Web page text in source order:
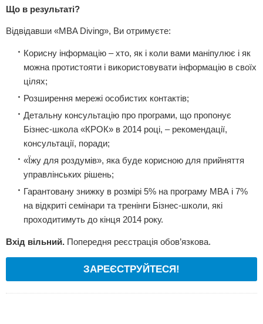
Що в результаті?
Відвідавши «MBA Diving», Ви отримуєте:
Корисну інформацію – хто, як і коли вами маніпулює і як
можна протистояти і використовувати інформацію в своїх
цілях;
Розширення мережі особистих контактів;
Детальну консультацію про програми, що пропонує
Бізнес-школа «КРОК» в 2014 році, – рекомендації,
консультації, поради;
«Їжу для роздумів», яка буде корисною для прийняття
управлінських рішень;
Гарантовану знижку в розмірі 5% на програму МВА і 7%
на відкриті семінари та тренінги Бізнес-школи, які
проходитимуть до кінця 2014 року.
Вхід вільний. Попередня реєстрація обов’язкова.
ЗАРЕЄСТРУЙТЕСЯ!